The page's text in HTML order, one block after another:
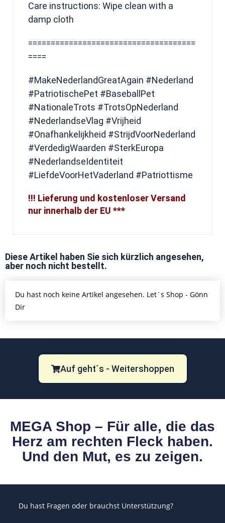
Care instructions: Wipe clean with a
damp cloth
=====================================
====
#MakeNederlandGreatAgain #Nederland
#PatriotischePet #BaseballPet
#NationaleTrots #TrotsOpNederland
#NederlandseVlag #Vrijheid
#Onafhankelijkheid #StrijdVoorNederland
#VerdedigWaarden #SterkEuropa
#NederlandseIdentiteit
#LiefdeVoorHetVaderland #Patriottisme
!!! Lieferung und kostenloser Versand
nur innerhalb der EU ***
Diese Artikel haben Sie sich kürzlich angesehen,
aber noch nicht bestellt.
Du hast noch keine Artikel angesehen. Let´s Shop - Gönn
Dir
Auf geht´s - Weitershoppen
MEGA Shop – Für alle, die das
Herz am rechten Fleck haben.
Und den Mut, es zu zeigen.
Du hast Fragen oder brauchst Unterstützung?